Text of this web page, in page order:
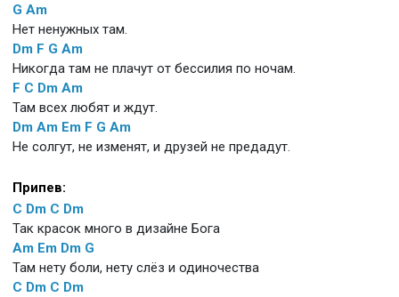
G Am
Нет ненужных там.
Dm F G Am
Никогда там не плачут от бессилия по ночам.
F C Dm Am
Там всех любят и ждут.
Dm Am Em F G Am
Не солгут, не изменят, и друзей не предадут.
Припев:
C Dm C Dm
Так красок много в дизайне Бога
Am Em Dm G
Там нету боли, нету слёз и одиночества
C Dm C Dm